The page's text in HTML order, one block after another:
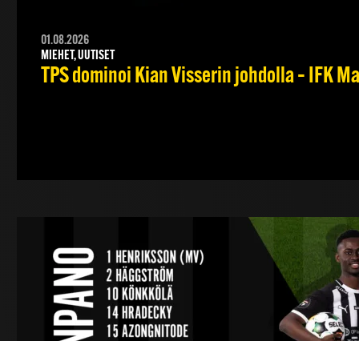
01.08.2026
MIEHET, UUTISET
TPS dominoi Kian Visserin johdolla – IFK